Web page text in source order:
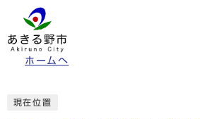
ホームへ
現在位置